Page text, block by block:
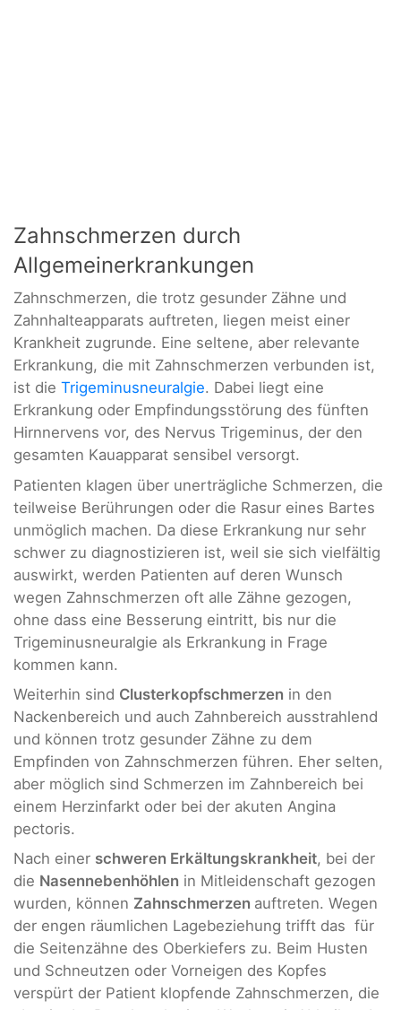
Zahnschmerzen durch
Allgemeinerkrankungen
Zahnschmerzen, die trotz gesunder Zähne und
Zahnhalteapparats auftreten, liegen meist einer
Krankheit zugrunde. Eine seltene, aber relevante
Erkrankung, die mit Zahnschmerzen verbunden ist,
ist die Trigeminusneuralgie. Dabei liegt eine
Erkrankung oder Empfindungsstörung des fünften
Hirnnervens vor, des Nervus Trigeminus, der den
gesamten Kauapparat sensibel versorgt.
Patienten klagen über unerträgliche Schmerzen, die
teilweise Berührungen oder die Rasur eines Bartes
unmöglich machen. Da diese Erkrankung nur sehr
schwer zu diagnostizieren ist, weil sie sich vielfältig
auswirkt, werden Patienten auf deren Wunsch
wegen Zahnschmerzen oft alle Zähne gezogen,
ohne dass eine Besserung eintritt, bis nur die
Trigeminusneuralgie als Erkrankung in Frage
kommen kann.
Weiterhin sind Clusterkopfschmerzen in den
Nackenbereich und auch Zahnbereich ausstrahlend
und können trotz gesunder Zähne zu dem
Empfinden von Zahnschmerzen führen. Eher selten,
aber möglich sind Schmerzen im Zahnbereich bei
einem Herzinfarkt oder bei der akuten Angina
pectoris.
Nach einer schweren Erkältungskrankheit, bei der
die Nasennebenhöhlen in Mitleidenschaft gezogen
wurden, können Zahnschmerzen auftreten. Wegen
der engen räumlichen Lagebeziehung trifft das für
die Seitenzähne des Oberkiefers zu. Beim Husten
und Schneutzen oder Vorneigen des Kopfes
verspürt der Patient klopfende Zahnschmerzen, die